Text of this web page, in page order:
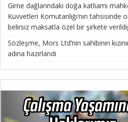
Girne dağlarındaki doğa katliamı
Kuvvetleri Komutanlığı’nın tahsisinde
belirsiz maksatla özel bir şirkete
Sözleşme, Mors Ltd’nin sahibinin
adına hazırlandı